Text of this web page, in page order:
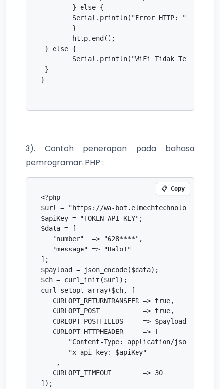
} else {
}
}
3). Contoh penerapan pada bahasa
pemrograman PHP :
<?php
$url = "https://wa-bot.elmechtechnology.com/
$apiKey = "TOKEN_API_KEY";
$data = [
   "number"  => "628****",
   "message" => "Halo!"
];
$payload = json_encode($data);
$ch = curl_init($url);
curl_setopt_array($ch, [
   CURLOPT_RETURNTRANSFER => true,
   CURLOPT_POST           => true,
   CURLOPT_POSTFIELDS     => $payload,
   CURLOPT_HTTPHEADER     => [
       "Content-Type: application/json",
       "x-api-key: $apiKey"
   ],
   CURLOPT_TIMEOUT        => 30
]);
📋 Copy